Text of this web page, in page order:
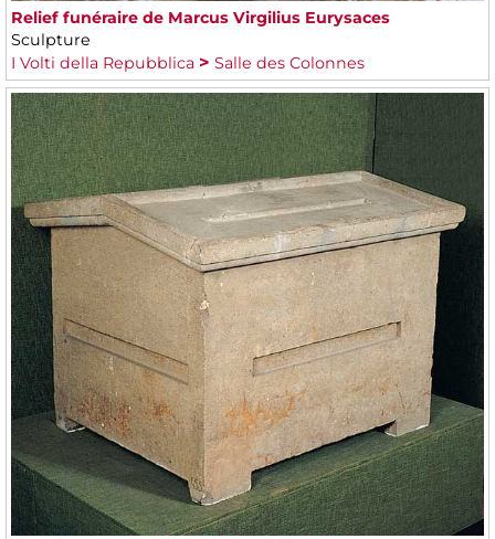
Relief funéraire de Marcus Virgilius Eurysaces
Sculpture
I Volti della Repubblica
Salle des Colonnes